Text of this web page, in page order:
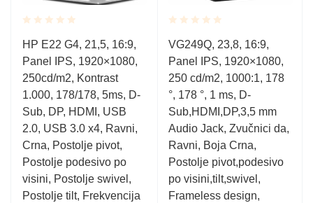
Rated
0.001
out
of
5
HP E22 G4, 21,5, 16:9,
Panel IPS, 1920×1080,
250cd/m2, Kontrast
1.000, 178/178, 5ms, D-
Sub, DP, HDMI, USB
2.0, USB 3.0 x4, Ravni,
Crna, Postolje pivot,
Postolje podesivo po
visini, Postolje swivel,
Postolje tilt, Frekvencija
Rated
0.001
out
of
5
VG249Q, 23,8, 16:9,
Panel IPS, 1920×1080,
250 cd/m2, 1000:1, 178
°, 178 °, 1 ms, D-
Sub,HDMI,DP,3,5 mm
Audio Jack, Zvučnici da,
Ravni, Boja Crna,
Postolje pivot,podesivo
po visini,tilt,swivel,
Frameless design,